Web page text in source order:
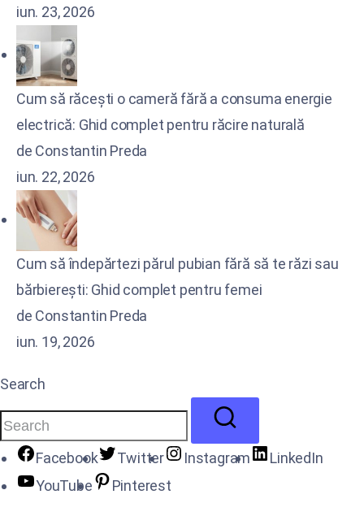
iun. 23, 2026
Cum să răcești o cameră fără a consuma energie
electrică: Ghid complet pentru răcire naturală
de Constantin Preda
iun. 22, 2026
Cum să îndepărtezi părul pubian fără să te răzi sau
bărbierești: Ghid complet pentru femei
de Constantin Preda
iun. 19, 2026
Search
Facebook Twitter Instagram
LinkedIn
YouTube
Pinterest